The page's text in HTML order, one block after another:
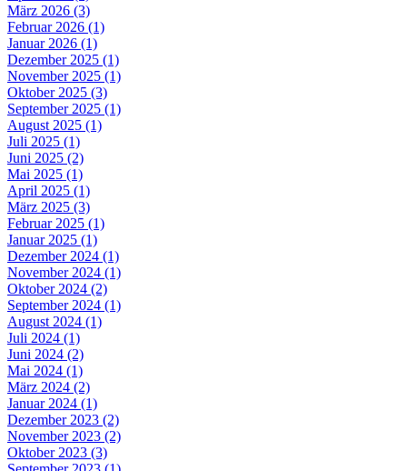
März 2026 (3)
Februar 2026 (1)
Januar 2026 (1)
Dezember 2025 (1)
November 2025 (1)
Oktober 2025 (3)
September 2025 (1)
August 2025 (1)
Juli 2025 (1)
Juni 2025 (2)
Mai 2025 (1)
April 2025 (1)
März 2025 (3)
Februar 2025 (1)
Januar 2025 (1)
Dezember 2024 (1)
November 2024 (1)
Oktober 2024 (2)
September 2024 (1)
August 2024 (1)
Juli 2024 (1)
Juni 2024 (2)
Mai 2024 (1)
März 2024 (2)
Januar 2024 (1)
Dezember 2023 (2)
November 2023 (2)
Oktober 2023 (3)